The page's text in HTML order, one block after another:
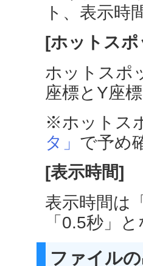
ト、表示時
[ホットス
ホットスポ
座標とY座
※ホットス
タ」 で予め
[表示時間]
表示時間は
「0.5秒」
ファイル